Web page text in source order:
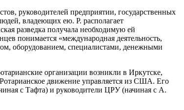
руководителей предприятии, государственных
владеющих ею. Р. располагает
разведка получала необходимую ей
понимается «международная деятельность,
оборудованием, специалистами, денежными
организации возникли в Иркутске,
движение управляется из США. Его
с Тафта) и руководители ЦРУ (начиная с А.